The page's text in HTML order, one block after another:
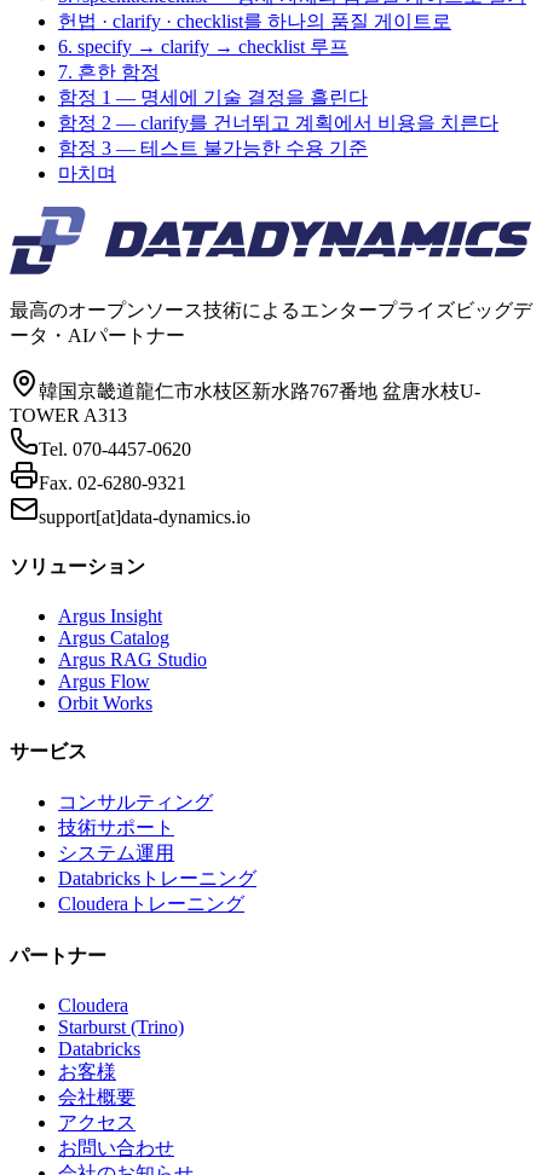
헌법 · clarify · checklist를 하나의 품질 게이트로
6. specify → clarify → checklist 루프
7. 흔한 함정
함정 1 — 명세에 기술 결정을 흘린다
함정 2 — clarify를 건너뛰고 계획에서 비용을 치른다
함정 3 — 테스트 불가능한 수용 기준
마치며
最高のオープンソース技術によるエンタープライズビッグデ
ータ・AIパートナー
韓国京畿道龍仁市水枝区新水路767番地 盆唐水枝U-
TOWER A313
Tel. 070-4457-0620
Fax. 02-6280-9321
support[at]data-dynamics.io
ソリューション
Argus Insight
Argus Catalog
Argus RAG Studio
Argus Flow
Orbit Works
サービス
コンサルティング
技術サポート
システム運用
Databricksトレーニング
Clouderaトレーニング
パートナー
Cloudera
Starburst (Trino)
Databricks
お客様
会社概要
アクセス
お問い合わせ